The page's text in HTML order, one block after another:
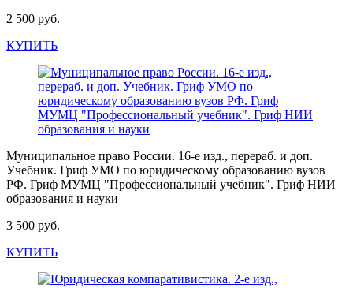
2 500 руб.
КУПИТЬ
Муниципальное право России. 16-е изд., перераб. и доп.
Учебник. Гриф УМО по юридическому образованию вузов
РФ. Гриф МУМЦ "Профессиональный учебник". Гриф НИИ
образования и науки
3 500 руб.
КУПИТЬ